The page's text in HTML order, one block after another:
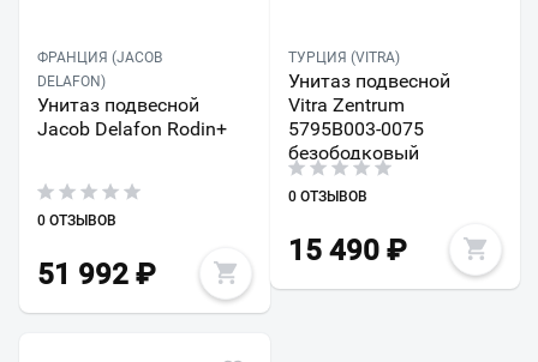
ФРАНЦИЯ (JACOB
DELAFON)
Унитаз подвесной
Jacob Delafon Rodin+
0 ОТЗЫВОВ
51 992 ₽
ТУРЦИЯ (VITRA)
Унитаз подвесной
Vitra Zentrum
5795B003-0075
безободковый
0 ОТЗЫВОВ
15 490₽